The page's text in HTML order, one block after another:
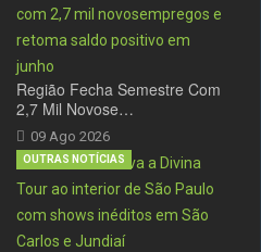
Região Fecha Semestre Com
2,7 Mil Novose…
09 Ago 2026
OUTRAS NOTÍCIAS